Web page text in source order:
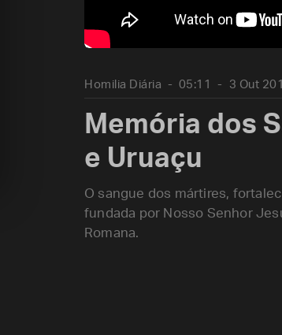
Homilia Diária 05:11 3 Out
Memória dos
e Uruaçu
O sangue dos mártires,
fundada por Nosso Senhor
Romana.